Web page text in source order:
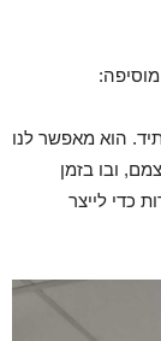
הוא מאפשר לנו
ובו בזמן
כדי לייצר